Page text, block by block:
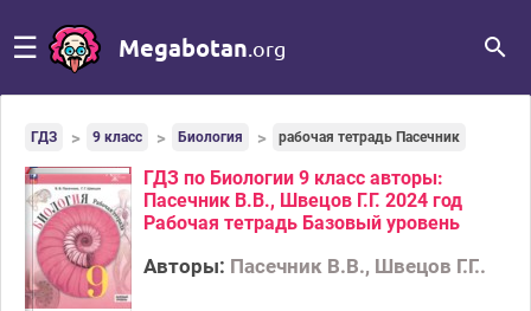
☰ Megabotan .org
ГДЗ 9 класс Биология рабочая тетрадь Пасечник
ГДЗ по Биологии 9 класс авторы:
Пасечник В.В., Швецов Г.Г. 2024 год
Рабочая тетрадь Базовый уровень
Авторы: Пасечник В.В., Швецов Г.Г..